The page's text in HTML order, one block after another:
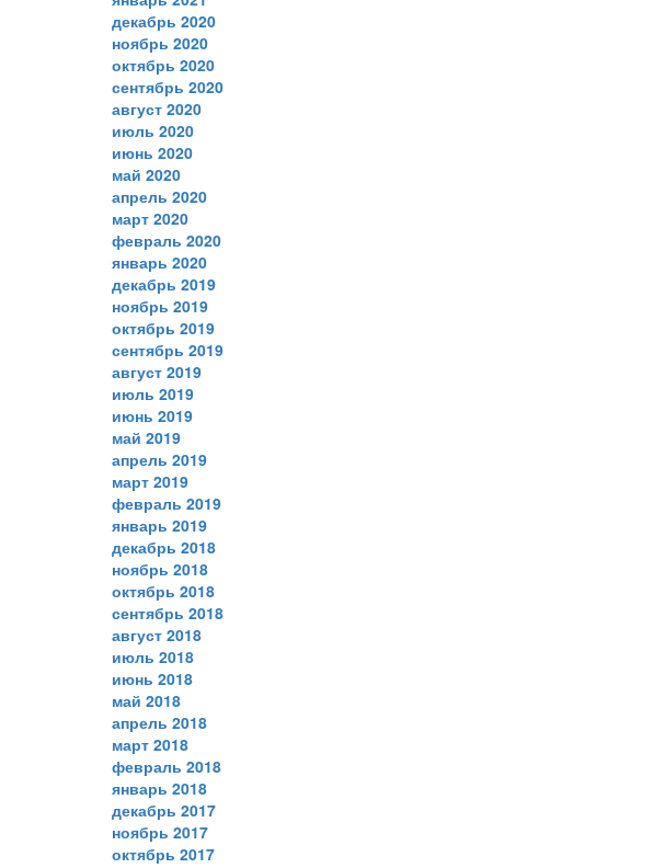
декабрь 2020
ноябрь 2020
октябрь 2020
сентябрь 2020
август 2020
июль 2020
июнь 2020
май 2020
апрель 2020
март 2020
февраль 2020
январь 2020
декабрь 2019
ноябрь 2019
октябрь 2019
сентябрь 2019
август 2019
июль 2019
июнь 2019
май 2019
апрель 2019
март 2019
февраль 2019
январь 2019
декабрь 2018
ноябрь 2018
октябрь 2018
сентябрь 2018
август 2018
июль 2018
июнь 2018
май 2018
апрель 2018
март 2018
февраль 2018
январь 2018
декабрь 2017
ноябрь 2017
октябрь 2017